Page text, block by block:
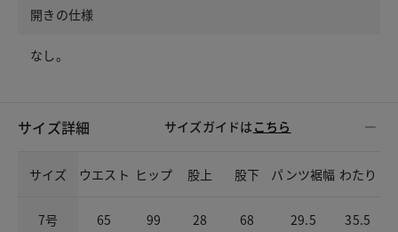
開きの仕様
なし。
サイズ詳細 サイズガイドは こちら
サイズ ウエスト ヒップ 股上 股下 パンツ裾幅 わたり
7号 65 99 28 68 29.5 35.5